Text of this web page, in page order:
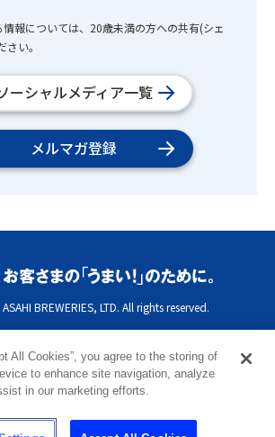
報については、20歳未満の方への共有(シェ
い。
ーシャルメディア一覧
メルマガ登録
BREWERIES, LTD. All rights reserved.
All Cookies”, you agree to the storing of
to enhance site navigation, analyze
in our marketing efforts.